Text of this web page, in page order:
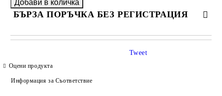
БЪРЗА ПОРЪЧКА БЕЗ РЕГИСТРАЦИЯ
САМО ПОПЪЛНЕТЕ 4 ПОЛЕТА
Оцени продукта
Информация за Съответствие
Tweet